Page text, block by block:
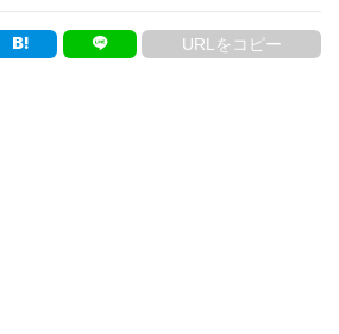
URLをコピー